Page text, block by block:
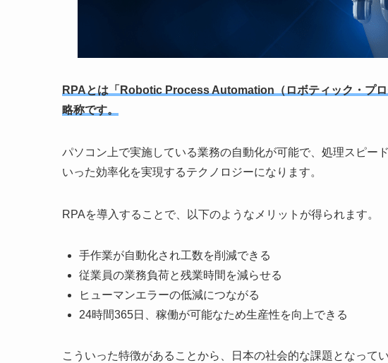
RPAとは「Robotic Process Automation（ロボティック・プ
略称です。
パソコン上で実施している業務の自動化が可能で、処理スピー
いった効率化を実現するテクノロジーになります。
RPAを導入することで、以下のようなメリットが得られます。
手作業が自動化され工数を削減できる
従業員の業務負荷と残業時間を減らせる
ヒューマンエラーの低減につながる
24時間365日、稼働が可能なため生産性を向上できる
こういった特徴があることから、日本の社会的な課題となって